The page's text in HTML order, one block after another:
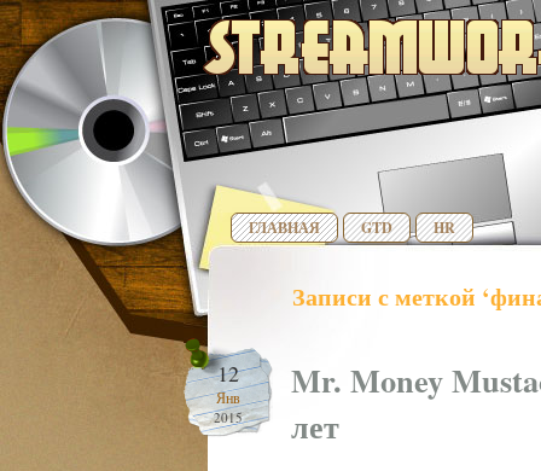
ГЛАВНАЯ GTD HR
Записи с меткой
12
Янв
2015
Mr. Money
лет